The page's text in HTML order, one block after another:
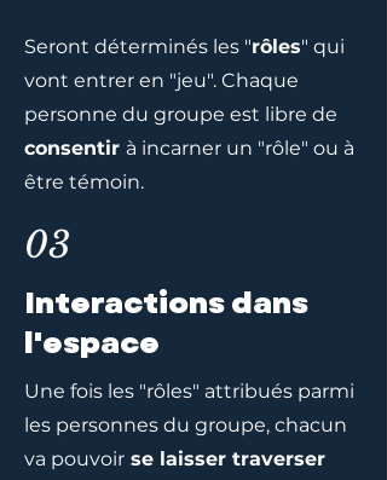
Seront déterminés les "rôles" qui
vont entrer en "jeu". Chaque
personne du groupe est libre de
consentir à incarner un "rôle" ou à
être témoin.
03
Interactions dans
l'espace
Une fois les "rôles" attribués parmi
les personnes du groupe, chacun
va pouvoir se laisser traverser